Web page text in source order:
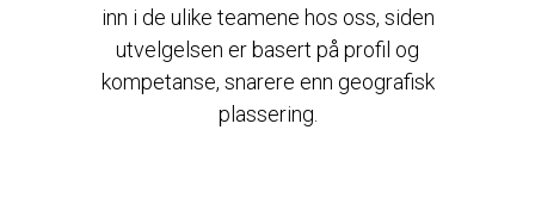
inn i de ulike teamene hos oss, siden
utvelgelsen er basert på profil og
kompetanse, snarere enn geografisk
plassering.